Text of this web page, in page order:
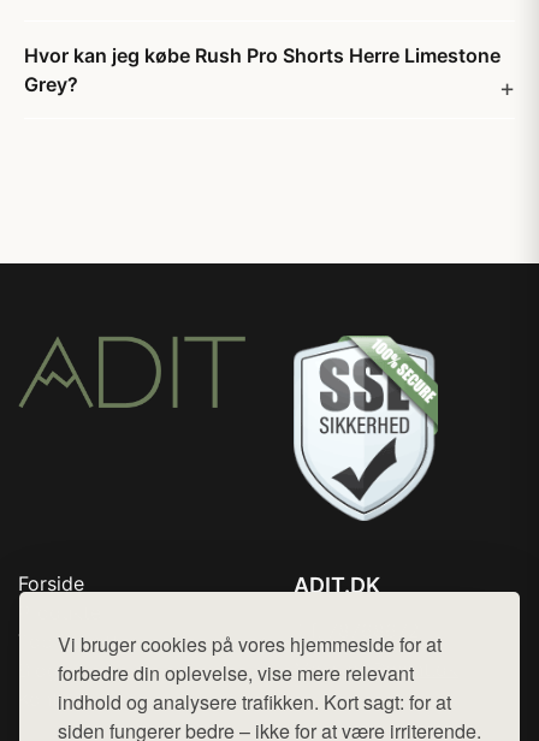
Vi bruger cookies på vores hjemmeside for at
forbedre din oplevelse, vise mere relevant
indhold og analysere trafikken. Kort sagt: for at
siden fungerer bedre – ikke for at være irriterende.
Hvor kan jeg købe Rush Pro Shorts Herre Limestone
Grey?
Forside
Top Rabatter
Blog
Kontakt
ADIT.DK
Mail: hej@want.dk
Cookie- og privatlivspolitik